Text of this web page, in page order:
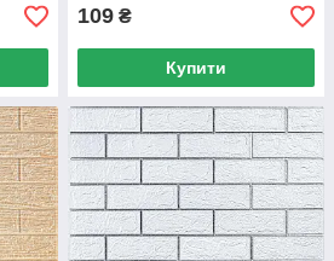
109 ₴
Купити